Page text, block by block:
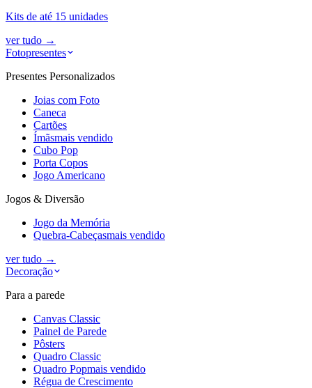
Kits de até 15 unidades
ver tudo →
Fotopresentes
Presentes Personalizados
Joias com Foto
Caneca
Cartões
Ímãsmais vendido
Cubo Pop
Porta Copos
Jogo Americano
Jogos & Diversão
Jogo da Memória
Quebra-Cabeçasmais vendido
ver tudo →
Decoração
Para a parede
Canvas Classic
Painel de Parede
Pôsters
Quadro Classic
Quadro Popmais vendido
Régua de Crescimento